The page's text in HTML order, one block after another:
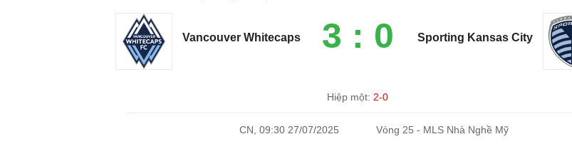
Vancouver Whitecaps 3 : 0 Sporting Kansas City
Hiệp một: 2-0
CN, 09:30 27/07/2025
Vòng 25 - MLS Nhà Nghề Mỹ